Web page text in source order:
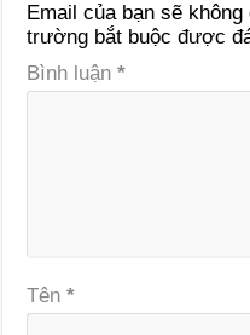
Email của bạn sẽ
trường bắt buộc được
Bình luận*
Tên*